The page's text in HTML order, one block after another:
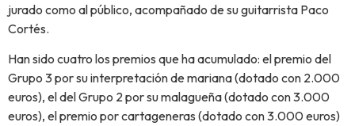
jurado como al público, acompañado de su guitarrista Paco
Cortés.
Han sido cuatro los premios que ha acumulado: el premio del
Grupo 3 por su interpretación de mariana (dotado con 2.000
euros), el del Grupo 2 por su malagueña (dotado con 3.000
euros), el premio por cartageneras (dotado con 3.000 euros)